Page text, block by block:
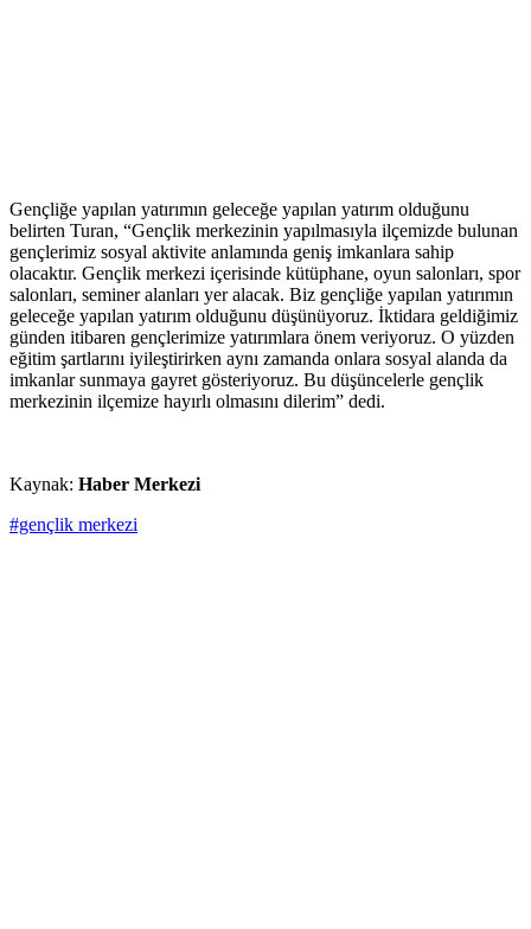
Gençliğe yapılan yatırımın geleceğe yapılan yatırım olduğunu
belirten Turan, “Gençlik merkezinin yapılmasıyla ilçemizde bulunan
gençlerimiz sosyal aktivite anlamında geniş imkanlara sahip
olacaktır. Gençlik merkezi içerisinde kütüphane, oyun salonları, spor
salonları, seminer alanları yer alacak. Biz gençliğe yapılan yatırımın
geleceğe yapılan yatırım olduğunu düşünüyoruz. İktidara geldiğimiz
günden itibaren gençlerimize yatırımlara önem veriyoruz. O yüzden
eğitim şartlarını iyileştirirken aynı zamanda onlara sosyal alanda da
imkanlar sunmaya gayret gösteriyoruz. Bu düşüncelerle gençlik
merkezinin ilçemize hayırlı olmasını dilerim” dedi.
Kaynak: Haber Merkezi
#gençlik merkezi